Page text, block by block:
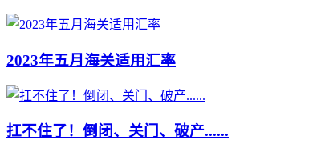
2023年五月海关适用汇率
扛不住了！倒闭、关门、破产......